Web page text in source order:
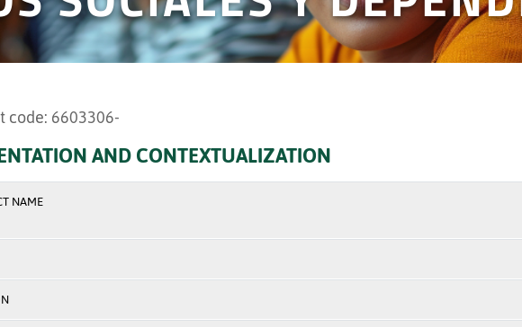
code: 6603306-
AND CONTEXTUALIZATION
NAME